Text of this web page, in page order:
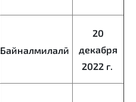
Байналмилалӣ
20
декабря
2022 г.